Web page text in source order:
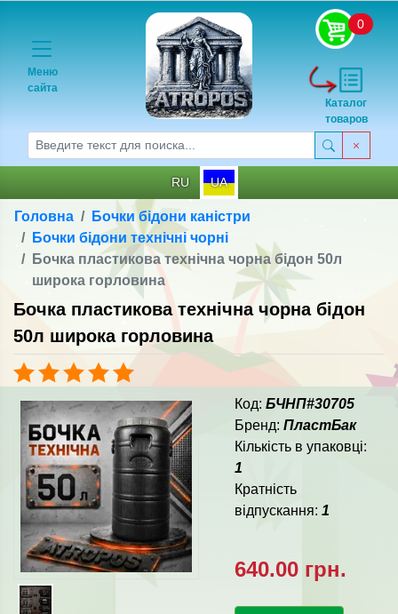
Меню
сайта
0
Каталог
товаров
RU UA
Головна
Бочки бідони каністри
Бочки бідони технічні чорні
Бочка пластикова технічна чорна бідон 50л
широка горловина
Бочка пластикова технічна чорна бідон
50л широка горловина
Код: БЧНП#30705
Бренд: ПластБак
Кількість в упаковці:
1
Кратність
відпускання: 1
640.00 грн.